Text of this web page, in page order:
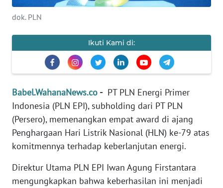
dok. PLN
Ikuti Kami di:
Babel.WahanaNews.co -PT PLN Energi Primer
Indonesia (PLN EPI), subholding dari PT PLN
(Persero), memenangkan empat award di ajang
Penghargaan Hari Listrik Nasional (HLN) ke-79 atas
komitmennya terhadap keberlanjutan energi.
Direktur Utama PLN EPI Iwan Agung Firstantara
mengungkapkan bahwa keberhasilan ini menjadi
INFO
IKLAN
MEDIA
SIBER
REDAKSI
DISCLAIMER